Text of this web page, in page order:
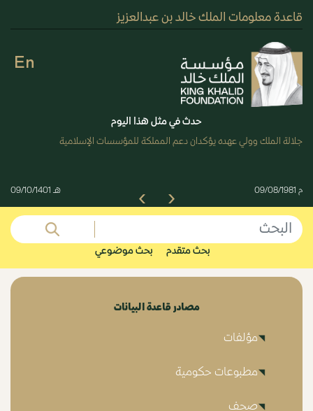
قاعدة معلومات الملك خالد بن عبدالعزيز
حدث في مثل هذا اليوم
جلالة الملك وولي عهده يؤكدان دعم المملكة للمؤسسات الإسلامية
م 09/08/1981 هـ 09/10/1401
Previous
En
بحث متقدم بحث موضوعي
مصادر قاعدة البيانات
مؤلفات
مطبوعات حكومية
صحف